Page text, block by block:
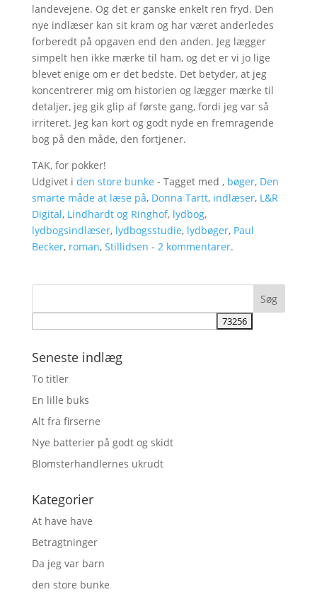
landevejene. Og det er ganske enkelt ren fryd. Den
nye indlæser kan sit kram og har været anderledes
forberedt på opgaven end den anden. Jeg lægger
simpelt hen ikke mærke til ham, og det er vi jo lige
blevet enige om er det bedste. Det betyder, at jeg
koncentrerer mig om historien og lægger mærke til
detaljer, jeg gik glip af første gang, fordi jeg var så
irriteret. Jeg kan kort og godt nyde en fremragende
bog på den måde, den fortjener.
TAK, for pokker!
Udgivet i den store bunke - Tagget med , bøger, Den
smarte måde at læse på, Donna Tartt, indlæser, L&R
Digital, Lindhardt og Ringhof, lydbog,
lydbogsindlæser, lydbogsstudie, lydbøger, Paul
Becker, roman, Stillidsen - 2 kommentarer.
Seneste indlæg
To titler
En lille buks
Alt fra firserne
Nye batterier på godt og skidt
Blomsterhandlernes ukrudt
Kategorier
At have have
Betragtninger
Da jeg var barn
den store bunke